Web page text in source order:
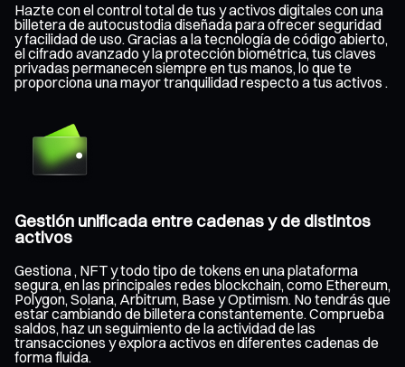
Hazte con el control total de tus y activos digitales con una
billetera de autocustodia diseñada para ofrecer seguridad
y facilidad de uso. Gracias a la tecnología de código abierto,
el cifrado avanzado y la protección biométrica, tus claves
privadas permanecen siempre en tus manos, lo que te
proporciona una mayor tranquilidad respecto a tus activos .
Gestión unificada entre cadenas y de distintos
activos
Gestiona , NFT y todo tipo de tokens en una plataforma
segura, en las principales redes blockchain, como Ethereum,
Polygon, Solana, Arbitrum, Base y Optimism. No tendrás que
estar cambiando de billetera constantemente. Comprueba
saldos, haz un seguimiento de la actividad de las
transacciones y explora activos en diferentes cadenas de
forma fluida.